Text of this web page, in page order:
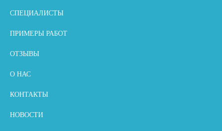
СПЕЦИАЛИСТЫ
ПРИМЕРЫ РАБОТ
ОТЗЫВЫ
О НАС
КОНТАКТЫ
НОВОСТИ